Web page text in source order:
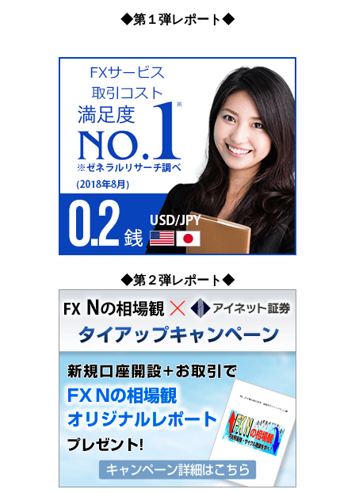
◆第１弾レポート◆
◆第２弾レポート◆